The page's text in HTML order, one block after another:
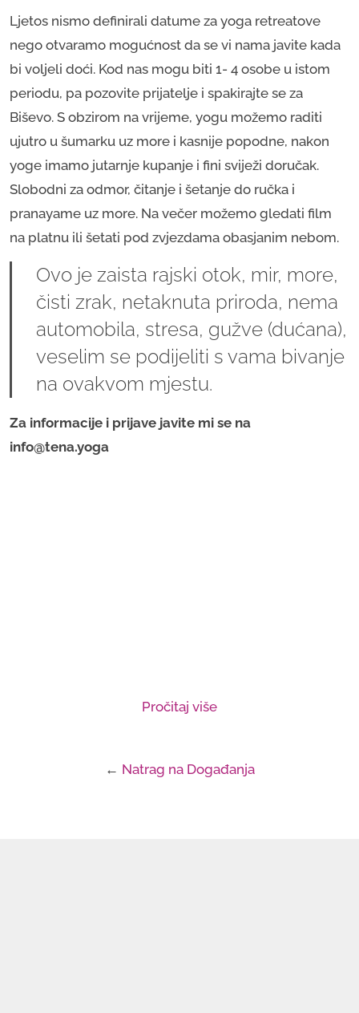
Ljetos nismo definirali datume za yoga retreatove
nego otvaramo mogućnost da se vi nama javite kada
bi voljeli doći. Kod nas mogu biti 1- 4 osobe u istom
periodu, pa pozovite prijatelje i spakirajte se za
Biševo. S obzirom na vrijeme, yogu možemo raditi
ujutro u šumarku uz more i kasnije popodne, nakon
yoge imamo jutarnje kupanje i fini sviježi doručak.
Slobodni za odmor, čitanje i šetanje do ručka i
pranayame uz more. Na večer možemo gledati film
na platnu ili šetati pod zvjezdama obasjanim nebom.
Ovo je zaista rajski otok, mir, more,
čisti zrak, netaknuta priroda, nema
automobila, stresa, gužve (dućana),
veselim se podijeliti s vama bivanje
na ovakvom mjestu.
Za informacije i prijave javite mi se na
info@tena.yoga
Pročitaj više
← Natrag na Događanja